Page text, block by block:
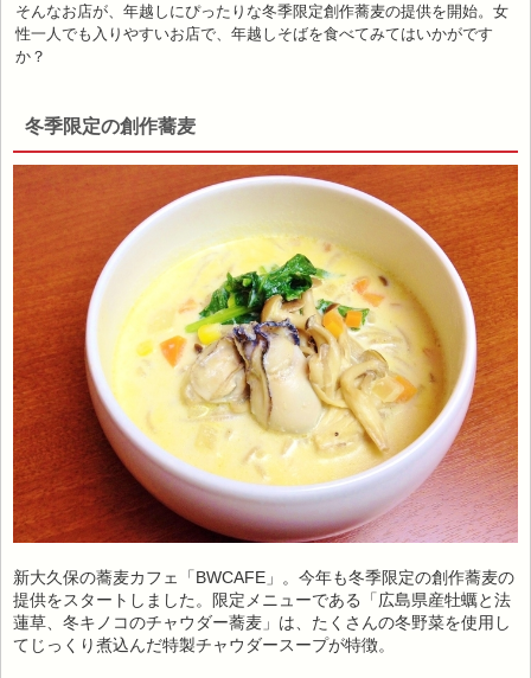
そんなお店が、年越しにぴったりな冬季限定創作蕎麦の提供を開始。女
性一人でも入りやすいお店で、年越しそばを食べてみてはいかがです
か？
冬季限定の創作蕎麦
新大久保の蕎麦カフェ「BWCAFE」。今年も冬季限定の創作蕎麦の
提供をスタートしました。限定メニューである「広島県産牡蠣と法
蓮草、冬キノコのチャウダー蕎麦」は、たくさんの冬野菜を使用し
てじっくり煮込んだ特製チャウダースープが特徴。